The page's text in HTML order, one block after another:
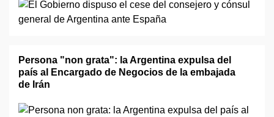
Persona "non grata": la Argentina expulsa del
país al Encargado de Negocios de la embajada
de Irán